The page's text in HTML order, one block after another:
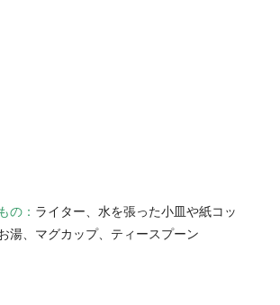
の： ライター、水を張った小皿や紙コッ
湯、マグカップ、ティースプーン